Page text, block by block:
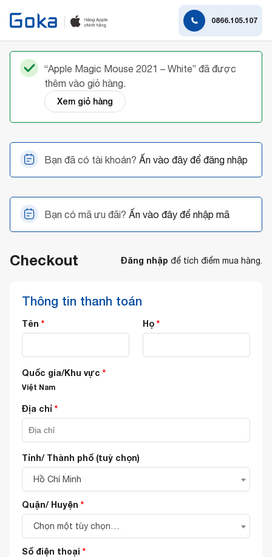
0866.105.107
Xem giỏ hàng
“Apple Magic Mouse 2021 – White” đã được
thêm vào giỏ hàng.
Bạn đã có tài khoản? Ấn vào đây để đăng nhập
Bạn có mã ưu đãi? Ấn vào đây để nhập mã
Checkout Đăng nhập để tích điểm mua hàng.
Thông tin thanh toán
Tên * Họ*
Quốc gia/Khu vực *
Việt Nam
Địa chỉ *
Tỉnh/ Thành phố (tuỳ chọn)
Hồ Chí Minh
Quận/ Huyện *
Chọn một tùy chọn…
Số điện thoại *